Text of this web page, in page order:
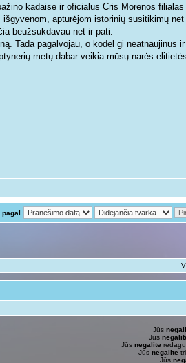
kadaise ir oficialus Cris Morenos filialas
apturėjom istorinių susitikimų
beužsukdavau net ir pati.
Tada pagalvojau, o kodėl gi neatnaujinus
metų dabar veikia mūsų narės
pagal
Jūs
Jūs
Jūs negalite
Jūs negalite
Jūs